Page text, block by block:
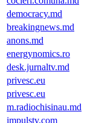
democracy.md
breakingnews.md
anons.md
energynomics.ro
desk.jurnaltv.md
privesc.eu
privesc.eu
m.radiochisinau.md
impulstv.com